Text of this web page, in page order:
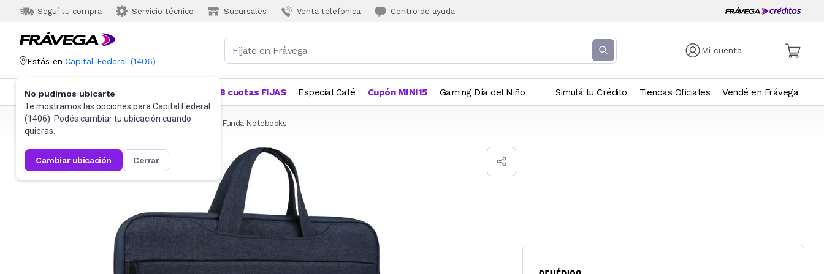
Seguí tu compra Servicio técnico Sucursales Venta telefónica Centro de ayuda
Mi cuenta
Estás en Capital Federal (1406)
No pudimos ubicarte
Te mostramos las opciones para Capital Federal
(1406). Podés cambiar tu ubicación cuando
quieras.
cambiar ubicación cerrar
Categorías Más Vendidos 18 cuotas FIJAS Especial Café Cupón MINI15 Gaming Día del Niño Simulá tu Crédito Tiendas Oficiales Vendé en Frávega
Frávega Informática Accesorios de Informática Funda Notebooks